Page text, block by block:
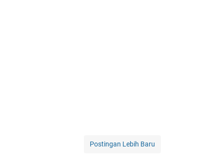
Postingan Lebih Baru